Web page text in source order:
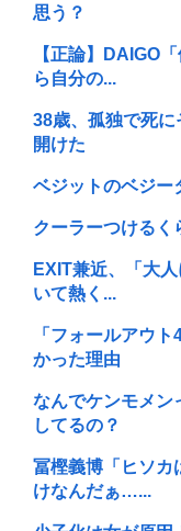
思う？
【正論】DAIGO
ら自分の...
38歳、孤独で死
開けた
ベジットのベジー
クーラーつけるく
EXIT兼近、「大
いて熱く...
「フォールアウ
かった理由
なんでケンモメン
してるの？
冨樫義博「ヒソ
けなんだぁ…...